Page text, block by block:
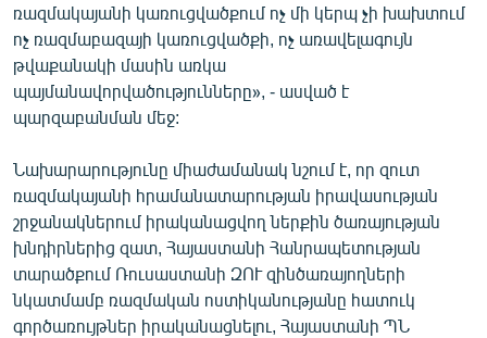
ռազմակայանի կառուցվածքում ոչ մի կերպ չի խախտում
ոչ ռազմաբազայի կառուցվածքի, ոչ առավելագույն
թվաքանակի մասին առկա
պայմանավորվածությունները», - ասված է
պարզաբանման մեջ:
Նախարարությունը միաժամանակ նշում է, որ զուտ
ռազմակայանի հրամանատարության իրավասության
շրջանակներում իրականացվող ներքին ծառայության
խնդիրներից զատ, Հայաստանի Հանրապետության
տարածքում Ռուսաստանի ԶՈՒ զինծառայողների
նկատմամբ ռազմական ոստիկանությանը հատուկ
գործառույթներ իրականացնելու, Հայաստանի ՊՆ